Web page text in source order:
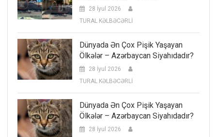
28 İyul 2026
TURAL KƏLBƏCƏRLİ
Dünyada Ən Çox Pişik Yaşayan
Ölkələr – Azərbaycan Siyahıdadır?
28 İyul 2026
TURAL KƏLBƏCƏRLİ
Dünyada Ən Çox Pişik Yaşayan
Ölkələr – Azərbaycan Siyahıdadır?
28 İyul 2026